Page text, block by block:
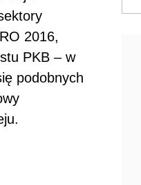
2016,
PKB – w
podobnych